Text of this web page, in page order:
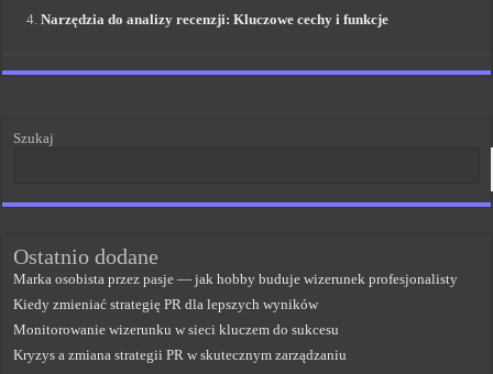
Narzędzia do analizy recenzji: Kluczowe cechy i funkcje
Szukaj
Ostatnio dodane
Marka osobista przez pasje — jak hobby buduje wizerunek profesjonalisty
Kiedy zmieniać strategię PR dla lepszych wyników
Monitorowanie wizerunku w sieci kluczem do sukcesu
Kryzys a zmiana strategii PR w skutecznym zarządzaniu